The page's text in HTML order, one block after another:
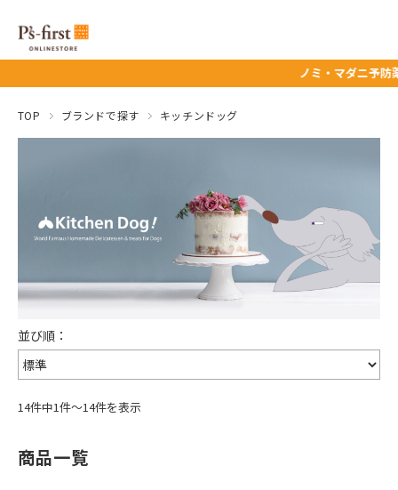
ノミ・マダニ予防薬タイ
TOP ブランドで探す キッチンドッグ
14件中1件～14件を表示
商品一覧